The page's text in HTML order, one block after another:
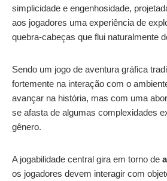
simplicidade e engenhosidade,
aos jogadores uma experiência de
quebra-cabeças que flui naturalmente
Sendo um jogo de aventura gráfica
fortemente na interação com o
avançar na história, mas com uma
se afasta de algumas complexidades
gênero.
A jogabilidade central gira em torno de
os jogadores devem interagir com